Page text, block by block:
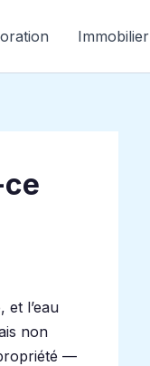
Immobilier
l’eau
non
—